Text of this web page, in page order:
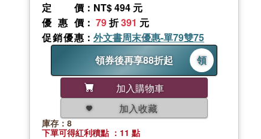
定價 ：NT$ 494 元
優惠價 ： 79折391 元
促銷優惠 ： 外文書周末優惠-單79雙75
領券後再享88折起
領
加入購物車
加入收藏
庫存：8
下單可得紅利積點 ：11 點